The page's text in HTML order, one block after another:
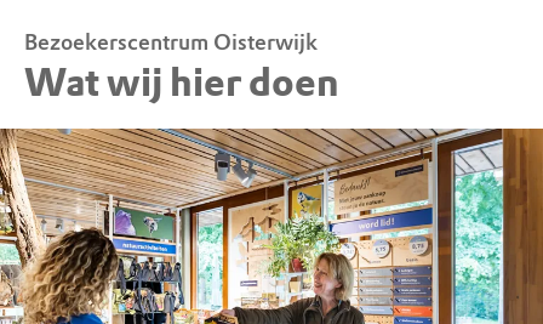
Bezoekerscentrum Oisterwijk
Wat wij hier doen